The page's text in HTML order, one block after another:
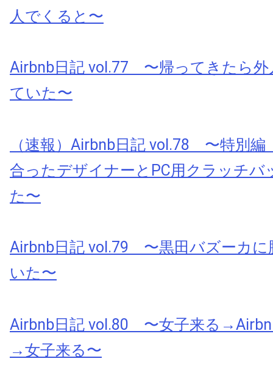
人でくると〜
Airbnb日記 vol.77 〜帰ってきたら外
ていた〜
（速報）Airbnb日記 vol.78 〜特別
合ったデザイナーとPC用クラッチバ
た〜
Airbnb日記 vol.79 〜黒田バズーカに
いた〜
Airbnb日記 vol.80 〜女子来る
→女子来る〜